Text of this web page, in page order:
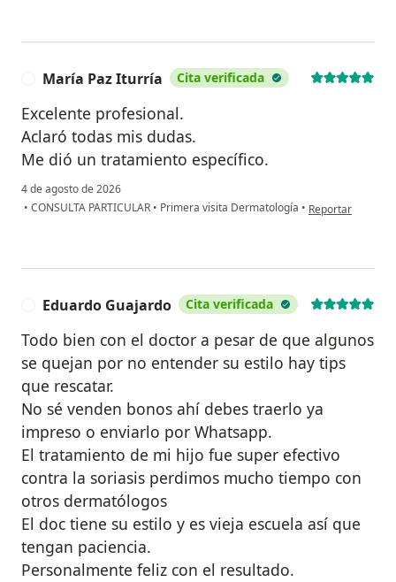
María Paz Iturría Cita verificada
Excelente profesional.
Aclaró todas mis dudas.
Me dió un tratamiento específico.
4 de agosto de 2026
• CONSULTA PARTICULAR • Primera visita Dermatología • en opinión del
Reportar
Eduardo Guajardo Cita verificada
Todo bien con el doctor a pesar de que algunos
se quejan por no entender su estilo hay tips
que rescatar.
No sé venden bonos ahí debes traerlo ya
impreso o enviarlo por Whatsapp.
El tratamiento de mi hijo fue super efectivo
contra la soriasis perdimos mucho tiempo con
otros dermatólogos
El doc tiene su estilo y es vieja escuela así que
tengan paciencia.
Personalmente feliz con el resultado.